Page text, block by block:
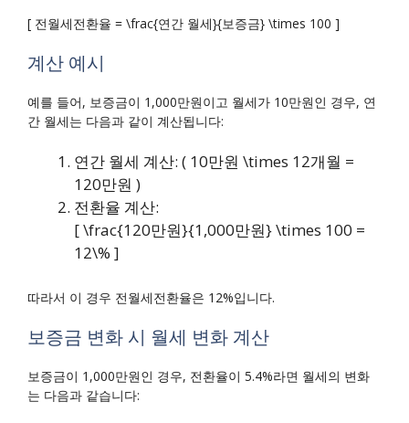
[ 전월세전환율 = \frac{연간 월세}{보증금} \times 100 ]
계산 예시
예를 들어, 보증금이 1,000만원이고 월세가 10만원인 경우, 연
간 월세는 다음과 같이 계산됩니다:
연간 월세 계산: ( 10만원 \times 12개월 =
120만원 )
전환율 계산:
[ \frac{120만원}{1,000만원} \times 100 =
12\% ]
따라서 이 경우 전월세전환율은 12%입니다.
보증금 변화 시 월세 변화 계산
보증금이 1,000만원인 경우, 전환율이 5.4%라면 월세의 변화
는 다음과 같습니다: